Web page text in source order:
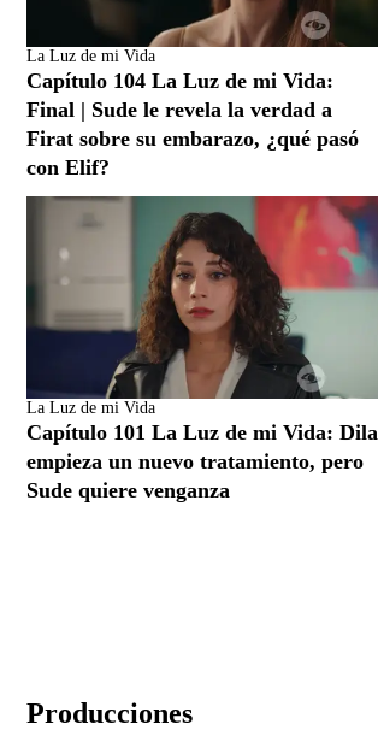
La Luz de mi Vida
Capítulo 104 La Luz de mi Vida:
Final | Sude le revela la verdad a
Firat sobre su embarazo, ¿qué pasó
con Elif?
La Luz de mi Vida
Capítulo 101 La Luz de mi Vida: Dila
empieza un nuevo tratamiento, pero
Sude quiere venganza
Producciones